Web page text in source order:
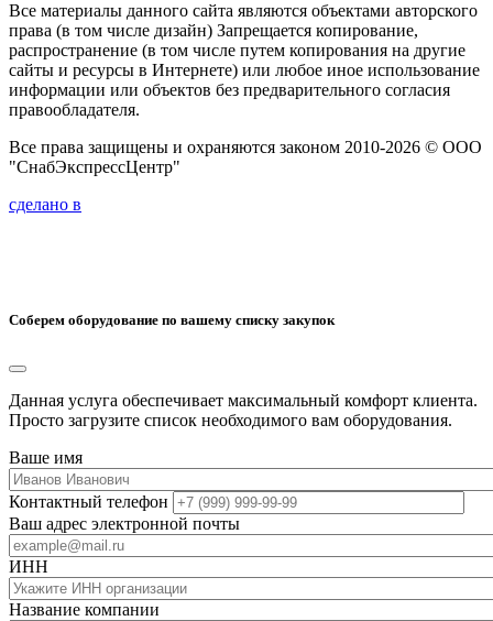
Все материалы данного сайта являются объектами авторского
права (в том числе дизайн) Запрещается копирование,
распространение (в том числе путем копирования на другие
сайты и ресурсы в Интернете) или любое иное использование
информации или объектов без предварительного согласия
правообладателя.
Все права защищены и охраняются законом 2010-2026 © ООО
"СнабЭкспрессЦентр"
сделано в
Соберем оборудование по вашему списку закупок
Данная услуга обеспечивает максимальный комфорт клиента.
Просто загрузите список необходимого вам оборудования.
Ваше имя
Контактный телефон
Ваш адрес электронной почты
ИНН
Название компании